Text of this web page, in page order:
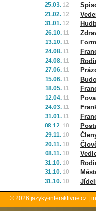
25.03. 12
21.02. 12
31.01. 12
26.10. 11
13.10. 11
24.08. 11
24.08. 11
27.06. 11
15.06. 11
18.05. 11
12.04. 11
24.03. 11
31.01. 11
08.12. 10
29.11. 10
20.11. 10
08.11. 10
31.10. 10
31.10. 10
31.10. 10
© 2026 jazyky-interaktivne.cz